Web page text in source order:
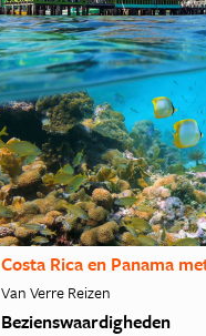
Costa Rica en Panama
Van Verre Reizen
Bezienswaardigheden